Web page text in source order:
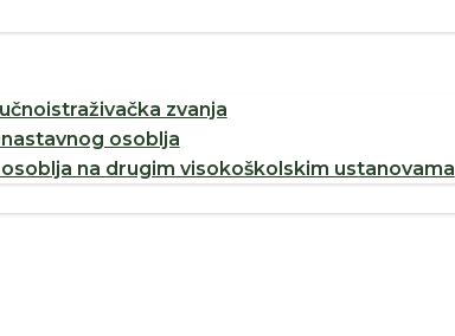
zvanja
osoblja
na drugim visokoškolskim ustanovama